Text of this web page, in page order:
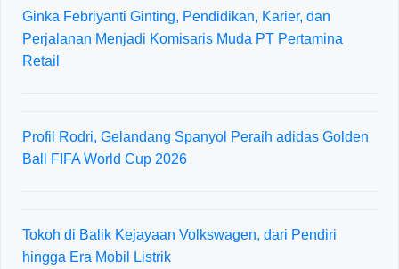
Ginka Febriyanti Ginting, Pendidikan, Karier, dan
Perjalanan Menjadi Komisaris Muda PT Pertamina
Retail
Profil Rodri, Gelandang Spanyol Peraih adidas Golden
Ball FIFA World Cup 2026
Tokoh di Balik Kejayaan Volkswagen, dari Pendiri
hingga Era Mobil Listrik